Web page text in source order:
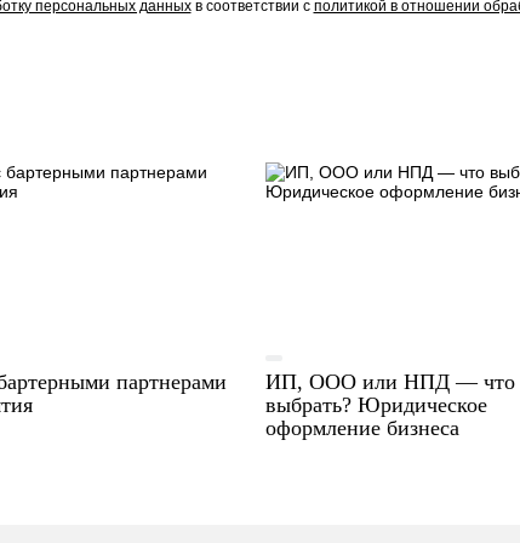
персональных данныхв соответствии с политикой в отношении
партнерами
ИП, ООО или НПД — что
выбрать? Юридическое
оформление бизнеса